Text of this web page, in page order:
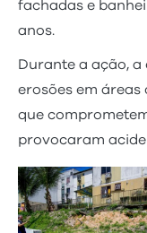
fachadas e
anos.
Durante a ação,
erosões em
que
provocaram